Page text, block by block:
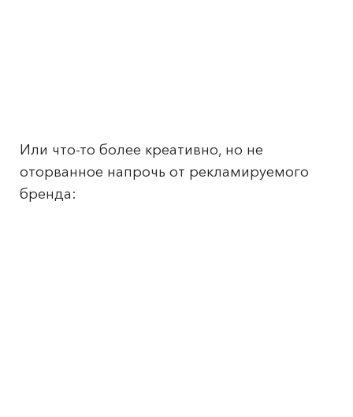
Или что-то более креативно, но не
оторванное напрочь от рекламируемого
бренда: